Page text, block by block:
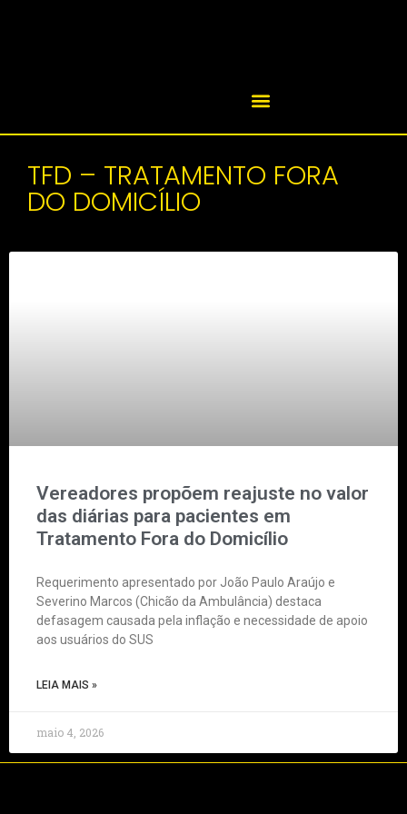
TFD – TRATAMENTO FORA
DO DOMICÍLIO
Vereadores propõem reajuste no valor
das diárias para pacientes em
Tratamento Fora do Domicílio
Requerimento apresentado por João Paulo Araújo e
Severino Marcos (Chicão da Ambulância) destaca
defasagem causada pela inflação e necessidade de apoio
aos usuários do SUS
LEIA MAIS »
maio 4, 2026